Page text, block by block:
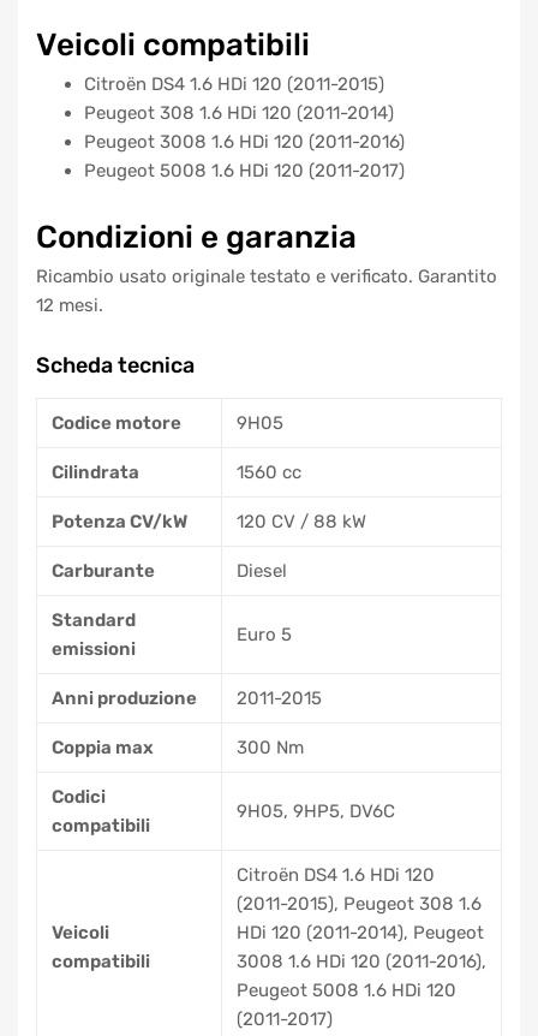
Veicoli compatibili
Citroën DS4 1.6 HDi 120 (2011-2015)
Peugeot 308 1.6 HDi 120 (2011-2014)
Peugeot 3008 1.6 HDi 120 (2011-2016)
Peugeot 5008 1.6 HDi 120 (2011-2017)
Condizioni e garanzia
Ricambio usato originale testato e verificato. Garantito
12 mesi.
Scheda tecnica
Codice motore 9H05
Cilindrata 1560 cc
Potenza CV/kW 120 CV / 88 kW
Carburante Diesel
Standard
emissioni
Euro 5
Anni produzione 2011-2015
Coppia max 300 Nm
Codici
compatibili
9H05, 9HP5, DV6C
Veicoli
compatibili
Citroën DS4 1.6 HDi 120
(2011-2015), Peugeot 308 1.6
HDi 120 (2011-2014), Peugeot
3008 1.6 HDi 120 (2011-2016),
Peugeot 5008 1.6 HDi 120
(2011-2017)